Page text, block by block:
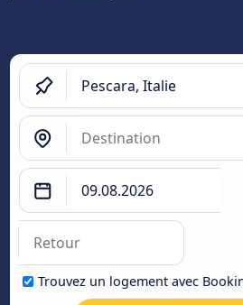
Trouvez un logement avec